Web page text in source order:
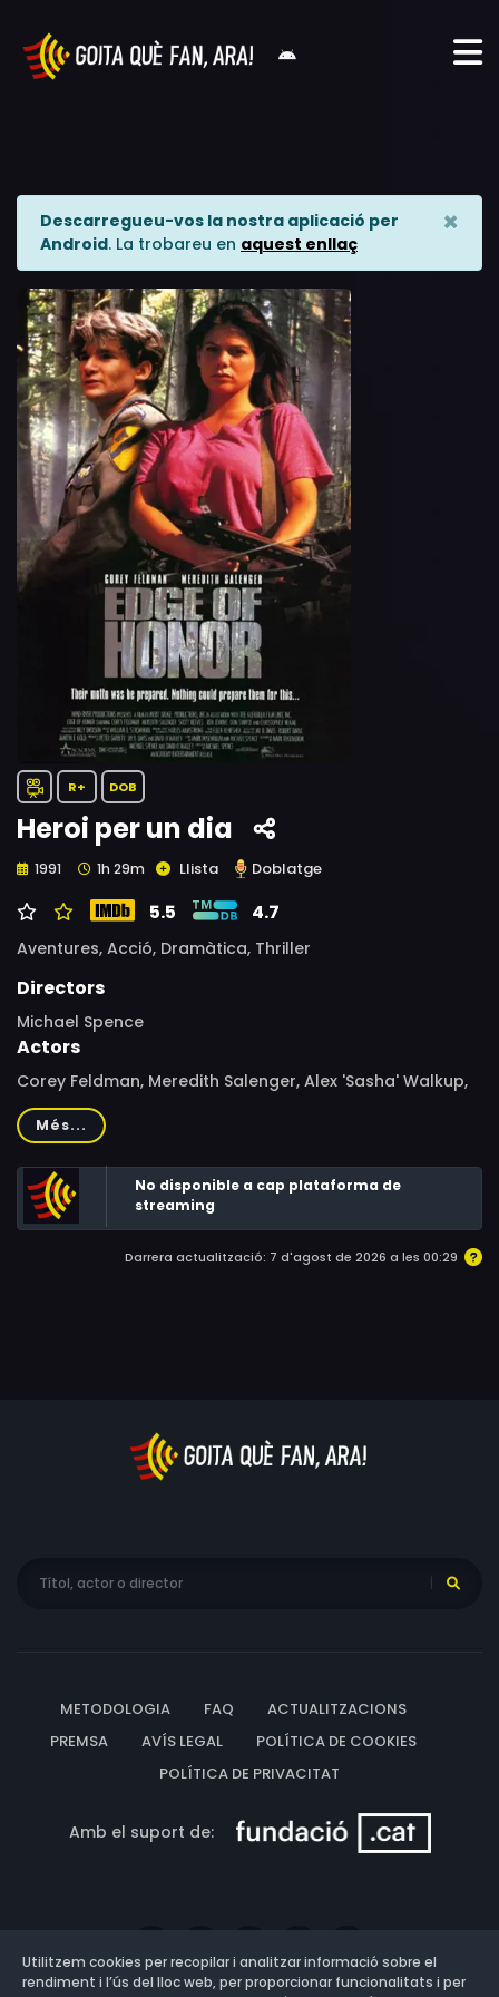
Descarregueu-vos la nostra aplicació per
Android. La trobareu en aquest enllaç
×
R+ DOB
Heroi per un dia
1991 1h 29m Llista Doblatge
5.5 4.7
Aventures, Acció, Dramàtica, Thriller
Directors
Michael Spence
Actors
Corey Feldman, Meredith Salenger, Alex 'Sasha' Walkup,
Benjamin Troy, Don Swayze, Ken Jenkins, Christopher
Neame, Scott Reeves, J.R. Clark
Més...
No disponible a cap plataforma de
streaming
Darrera actualització: 7 d'agost de 2026 a les 00:29
METODOLOGIA FAQ
ACTUALITZACIONS
PREMSA
AVÍS LEGAL
POLÍTICA DE COOKIES
POLÍTICA DE PRIVACITAT
Amb el suport de:
Utilitzem cookies per recopilar i analitzar informació sobre el
rendiment i l’ús del lloc web, per proporcionar funcionalitats i per